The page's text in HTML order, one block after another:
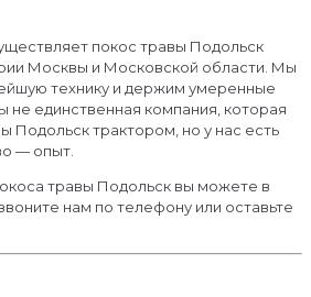
покос травы Подольск
Москвы и Московской области. Мы
технику и держим умеренные
не единственная компания, которая
Подольск трактором, но у нас есть
— опыт.
травы Подольск вы можете в
нам по телефону или оставьте